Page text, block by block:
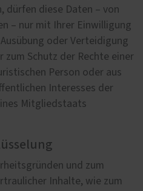
dürfen diese Daten – von
– nur mit Ihrer Einwilligung
oder Verteidigung
zum Schutz der Rechte einer
Person oder aus
Interesses der
Mitgliedstaats
und zum
Inhalte, wie zum